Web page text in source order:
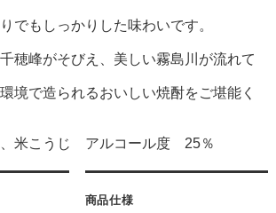
でもしっかりした味わいです。
穂峰がそびえ、美しい霧島川が流れて
境で造られるおいしい焼酎をご堪能く
米こうじ アルコール度 25％
商品仕様